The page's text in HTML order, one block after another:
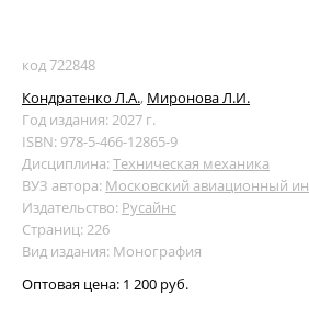
код 722848
Кондратенко Л.А., Миронова Л.И.
Год издания: 2027 г.
ISBN: 978-5-466-12865-9
Дисциплина:Техническая механика
ВУЗ автора: Московский авиационный
Издательство: Русайнс
Страниц: 226
Вид издания: Монография
Оптовая цена: 1 200 руб.